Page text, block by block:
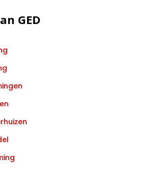
GED